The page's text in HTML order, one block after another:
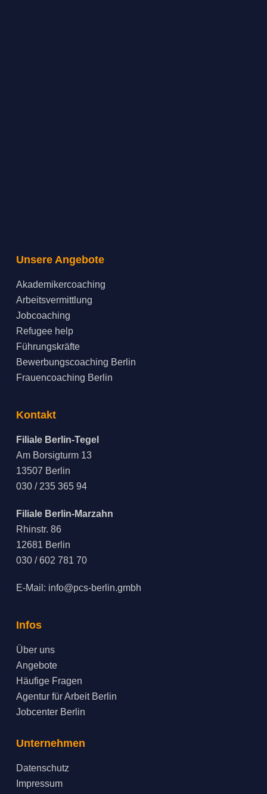
Unsere Angebote
Akademikercoaching
Arbeitsvermittlung
Jobcoaching
Refugee help
Führungskräfte
Bewerbungscoaching Berlin
Frauencoaching Berlin
Kontakt
Filiale Berlin-Tegel
Am Borsigturm 13
13507 Berlin
030 / 235 365 94
Filiale Berlin-Marzahn
Rhinstr. 86
12681 Berlin
030 / 602 781 70
E-Mail: info@pcs-berlin.gmbh
Infos
Über uns
Angebote
Häufige Fragen
Agentur für Arbeit Berlin
Jobcenter Berlin
Unternehmen
Datenschutz
Impressum